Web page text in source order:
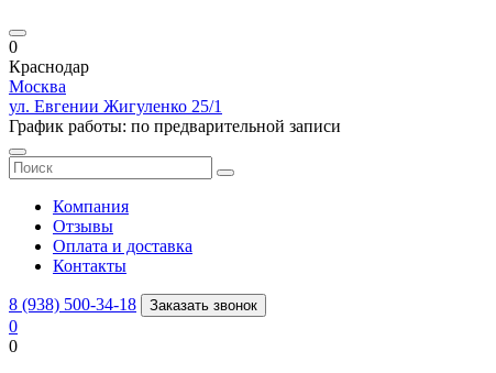
0
Краснодар
Москва
ул. Евгении Жигуленко 25/1
График работы: по предварительной записи
Компания
Отзывы
Оплата и доставка
Контакты
8 (938) 500-34-18 Заказать звонок
0
0